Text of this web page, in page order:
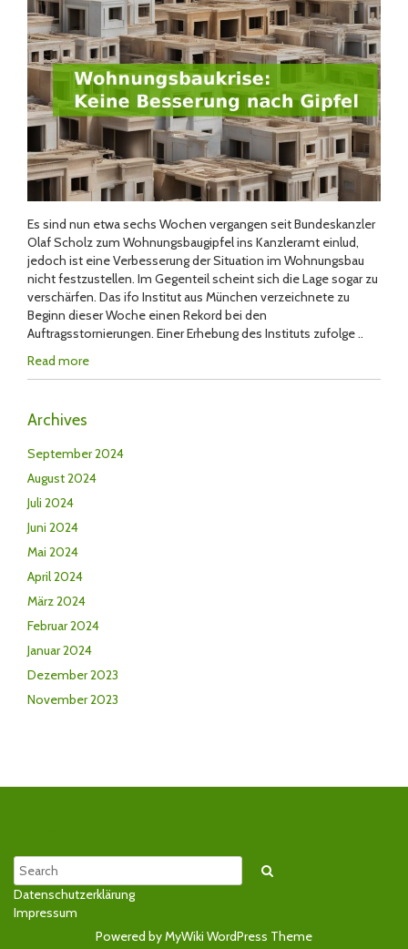
Es sind nun etwa sechs Wochen vergangen seit Bundeskanzler
Olaf Scholz zum Wohnungsbaugipfel ins Kanzleramt einlud,
jedoch ist eine Verbesserung der Situation im Wohnungsbau
nicht festzustellen. Im Gegenteil scheint sich die Lage sogar zu
verschärfen. Das ifo Institut aus München verzeichnete zu
Beginn dieser Woche einen Rekord bei den
Auftragsstornierungen. Einer Erhebung des Instituts zufolge ..
Read more
Archives
September 2024
August 2024
Juli 2024
Juni 2024
Mai 2024
April 2024
März 2024
Februar 2024
Januar 2024
Dezember 2023
November 2023
Search
Datenschutzerklärung
Impressum
Powered by MyWiki WordPress Theme